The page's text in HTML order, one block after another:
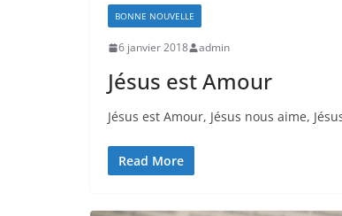
BONNE NOUVELLE
6 janvier 2018 admin
Jésus est Amour
Jésus est Amour, Jésus nous aime,
Read More